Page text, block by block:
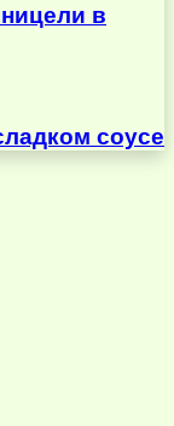
в
соусе